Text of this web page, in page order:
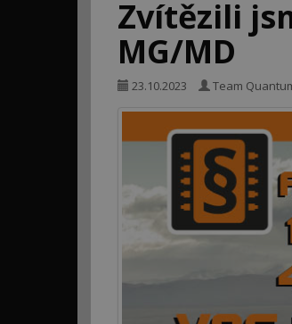
Zvítězili
MG/MD
23.10.2023 Team